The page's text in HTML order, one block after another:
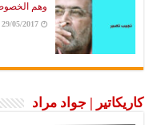
وهم
29/05/2017
كاريكاتير | جواد مراد